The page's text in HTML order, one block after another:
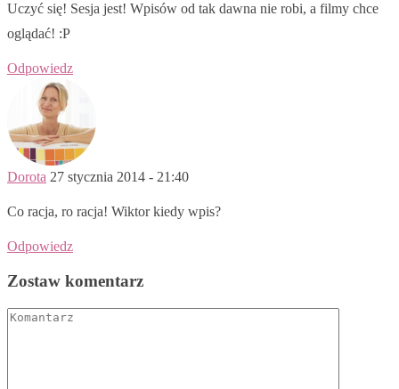
Uczyć się! Sesja jest! Wpisów od tak dawna nie robi, a filmy chce
oglądać! :P
Odpowiedz
Dorota 27 stycznia 2014 - 21:40
Co racja, ro racja! Wiktor kiedy wpis?
Odpowiedz
Zostaw komentarz